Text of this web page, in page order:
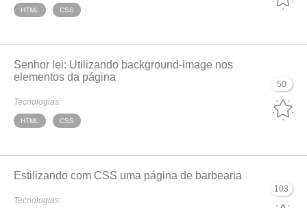
HTML CSS
50
Senhor lei: Utilizando background-image nos
elementos da página
Tecnologias:
HTML CSS
103
Estilizando com CSS uma página de barbearia
Tecnologias: